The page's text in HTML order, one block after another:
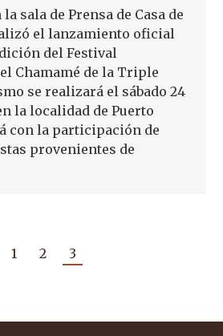
sala de Prensa de Casa de
el lanzamiento oficial
del Festival
Chamamé de la Triple
se realizará el sábado 24
la localidad de Puerto
con la participación de
provenientes de
1 2 3